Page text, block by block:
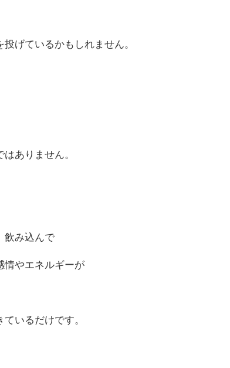
投げているかもしれません。
ありません。
飲み込んで
情やエネルギーが
いるだけです。